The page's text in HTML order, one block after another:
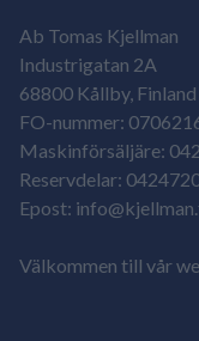
Ab Tomas Kjellman
Industrigatan 2A
68800 Kållby, Finland
FO-nummer:
Maskinförsäljäre:
Reservdelar:
Epost:
Välkommen till vår